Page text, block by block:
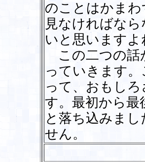
のことはかま
見なければな
いと思います
この二つの話
っていきます
って、おもし
す。最初から最
と落ち込みま
せん。